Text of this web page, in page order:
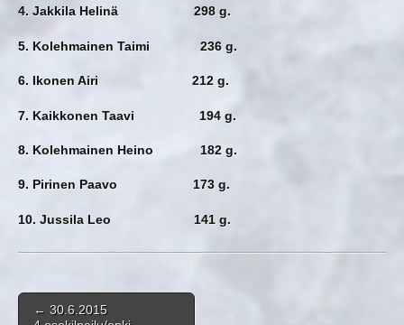
4. Jakkila Helinä 298 g.
5. Kolehmainen Taimi 236 g.
6. Ikonen Airi 212 g.
7. Kaikkonen Taavi 194 g.
8. Kolehmainen Heino 182 g.
9. Pirinen Paavo 173 g.
10. Jussila Leo 141 g.
Post navigation
← 30.6.2015